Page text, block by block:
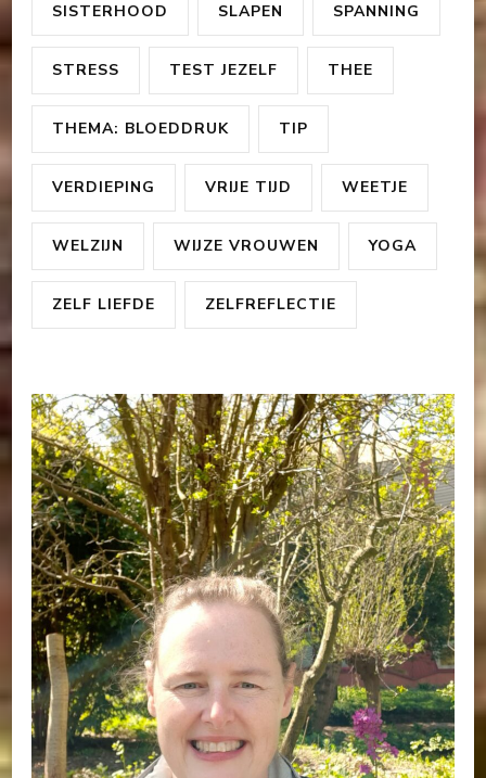
SISTERHOOD SLAPEN SPANNING
STRESS TEST JEZELF THEE
THEMA: BLOEDDRUK TIP
VERDIEPING VRIJE TIJD WEETJE
WELZIJN WIJZE VROUWEN YOGA
ZELF LIEFDE ZELFREFLECTIE